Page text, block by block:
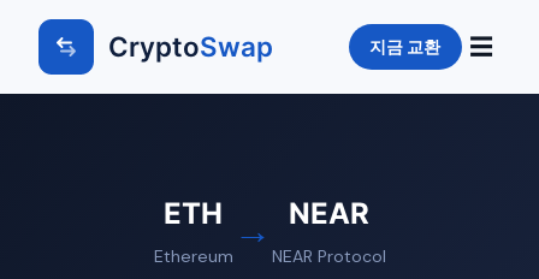
CryptoSwap 지금 교환 ☰
ETH
Ethereum
→ NEAR
NEAR Protocol